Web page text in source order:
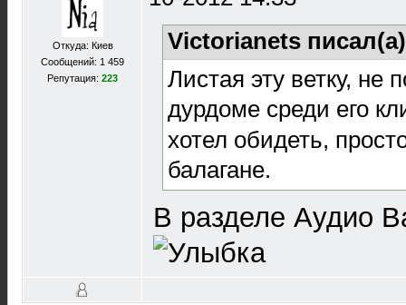
Откуда: Киев
Сообщений: 1 459
Репутация: 223
Victorianets
Листая эту ветку, не
дурдоме среди его
хотел обидеть,
балагане.
В разделе Аудио